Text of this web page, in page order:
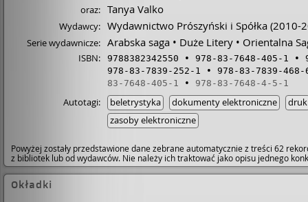
oraz: Tanya Valko
Wydawcy: Wydawnictwo Prószyński i Spółka (2010-
Serie wydawnicze: Arabska saga Duże Litery Orientalna
ISBN: 9788382342550 978-83-7648-405-1
978-83-7839-252-1
978-83-7839-468-
83-7648-405-1
978-83-7648-4-5-1
Autotagi: beletrystyka dokumenty elektroniczne
druk
zasoby elektroniczne
Powyżej zostały przedstawione dane zebrane automatycznie z treści 62
z bibliotek lub od wydawców. Nie należy ich traktować jako opisu jednego
Okładki